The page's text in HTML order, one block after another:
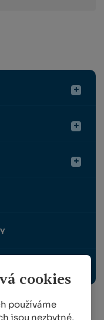
cookies
používáme
jsou nezbytné,